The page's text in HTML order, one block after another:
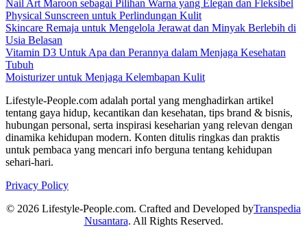
Nail Art Maroon sebagai Pilihan Warna yang Elegan dan Fleksibel
Physical Sunscreen untuk Perlindungan Kulit
Skincare Remaja untuk Mengelola Jerawat dan Minyak Berlebih di
Usia Belasan
Vitamin D3 Untuk Apa dan Perannya dalam Menjaga Kesehatan
Tubuh
Moisturizer untuk Menjaga Kelembapan Kulit
Lifestyle-People.com adalah portal yang menghadirkan artikel
tentang gaya hidup, kecantikan dan kesehatan, tips brand & bisnis,
hubungan personal, serta inspirasi keseharian yang relevan dengan
dinamika kehidupan modern. Konten ditulis ringkas dan praktis
untuk pembaca yang mencari info berguna tentang kehidupan
sehari-hari.
Privacy Policy
© 2026 Lifestyle-People.com. Crafted and Developed byTranspedia
Nusantara. All Rights Reserved.